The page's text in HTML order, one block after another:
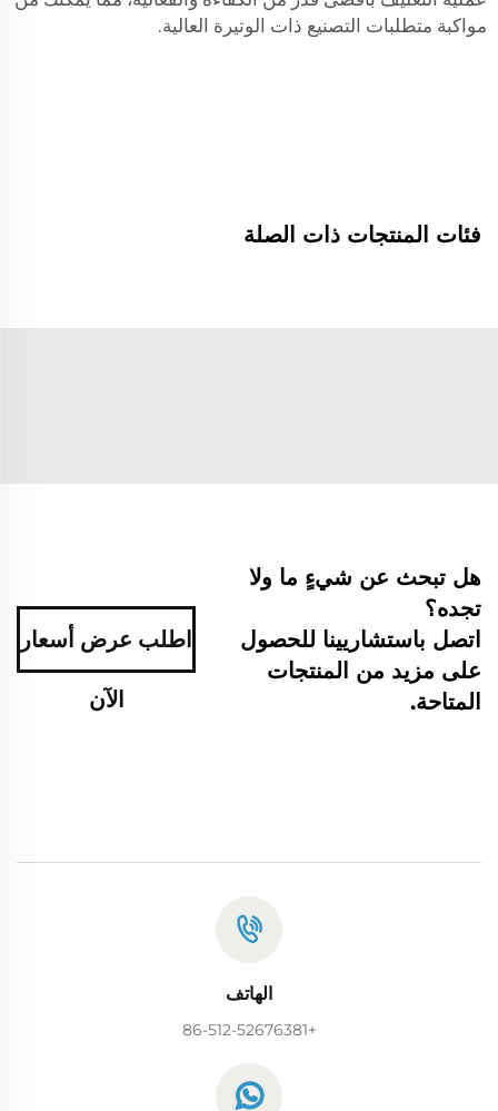
مواكبة متطلبات التصنيع ذات الوتيرة العالية.
فئات المنتجات ذات الصلة
هل تبحث عن شيءٍ ما ولا
تجده؟
اتصل باستشاريينا للحصول
على مزيد من المنتجات
المتاحة.
اطلب عرض أسعار
الآن
الهاتف
+86-512-52676381